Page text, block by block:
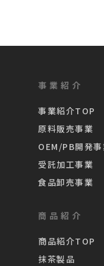
事業紹介
事業紹介TOP
原料販売事業
OEM/PB開発事
受託加工事業
食品卸売事業
商品紹介
商品紹介TOP
抹茶製品